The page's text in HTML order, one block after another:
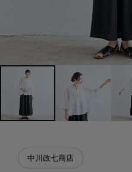
中川政七商店